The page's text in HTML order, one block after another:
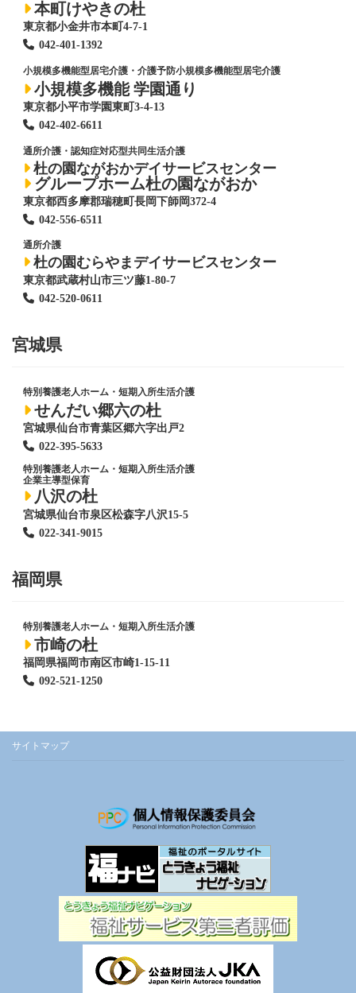
本町けやきの杜
東京都小金井市本町4-7-1
042-401-1392
小規模多機能型居宅介護・介護予防小規模多機能型居宅介護
小規模多機能 学園通り
東京都小平市学園東町3-4-13
042-402-6611
通所介護・認知症対応型共同生活介護
杜の園ながおかデイサービスセンター
グループホーム杜の園ながおか
東京都西多摩郡瑞穂町長岡下師岡372-4
042-556-6511
通所介護
杜の園むらやまデイサービスセンター
東京都武蔵村山市三ツ藤1-80-7
042-520-0611
宮城県
特別養護老人ホーム ・短期入所生活介護
せんだい郷六の杜
宮城県仙台市青葉区郷六字出戸2
022-395-5633
特別養護老人ホーム ・短期入所生活介護
企業主導型保育
八沢の杜
宮城県仙台市泉区松森字八沢15-5
022-341-9015
福岡県
特別養護老人ホーム ・短期入所生活介護
市崎の杜
福岡県福岡市南区市崎1-15-11
092-521-1250
サイトマップ